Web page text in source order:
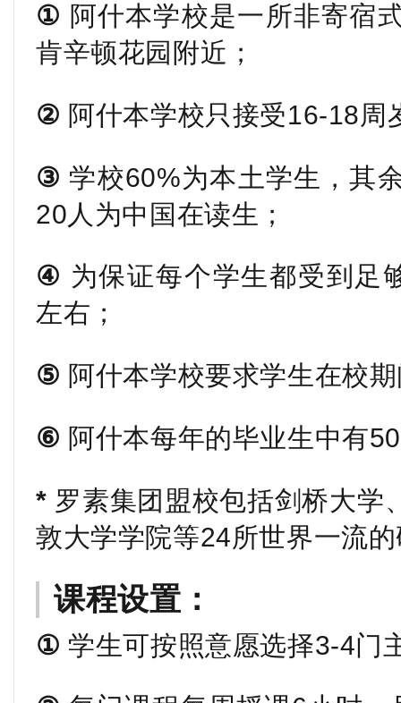
① 阿什本学校是一所非寄宿
肯辛顿花园附近；
② 阿什本学校只接受16-18周
③ 学校60%为本土学生，其
20人为中国在读生；
④ 为保证每个学生都受到足
左右；
⑤ 阿什本学校要求学生在校
⑥ 阿什本每年的毕业生中有
* 罗素集团盟校包括剑桥大学
敦大学学院等24所世界一流
课程设置：
① 学生可按照意愿选择3-4门